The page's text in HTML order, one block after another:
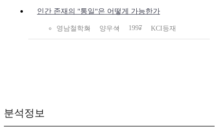
인간 존재의 "통일"은 어떻게 가능한가
영남철학회 양우석 1997 KCI등재
분석정보